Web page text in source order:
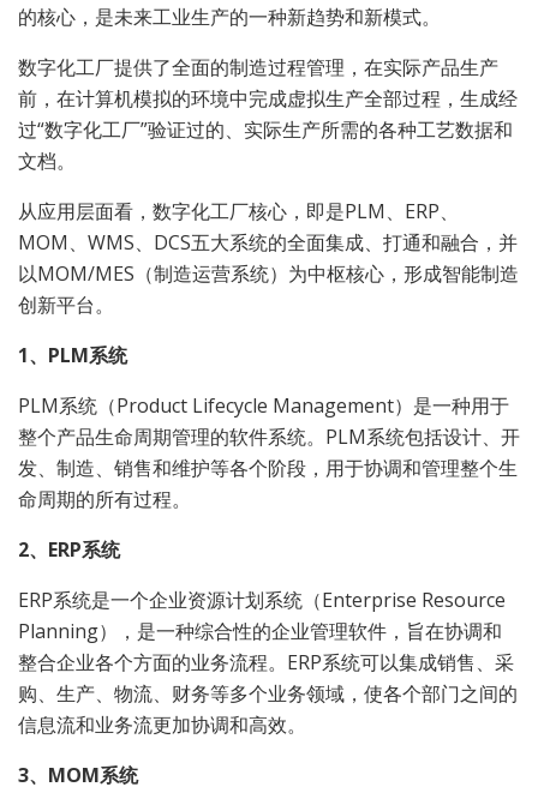
的核心，是未来工业生产的一种新趋势和新模式。
数字化工厂提供了全面的制造过程管理，在实际产品生产
前，在计算机模拟的环境中完成虚拟生产全部过程，生成经
过“数字化工厂”验证过的、实际生产所需的各种工艺数据和
文档。
从应用层面看，数字化工厂核心，即是PLM、ERP、
MOM、WMS、DCS五大系统的全面集成、打通和融合，并
以MOM/MES（制造运营系统）为中枢核心，形成智能制造
创新平台。
1、PLM系统
PLM系统（Product Lifecycle Management）是一种用于
整个产品生命周期管理的软件系统。PLM系统包括设计、开
发、制造、销售和维护等各个阶段，用于协调和管理整个生
命周期的所有过程。
2、ERP系统
ERP系统是一个企业资源计划系统（Enterprise Resource
Planning），是一种综合性的企业管理软件，旨在协调和
整合企业各个方面的业务流程。ERP系统可以集成销售、采
购、生产、物流、财务等多个业务领域，使各个部门之间的
信息流和业务流更加协调和高效。
3、MOM系统